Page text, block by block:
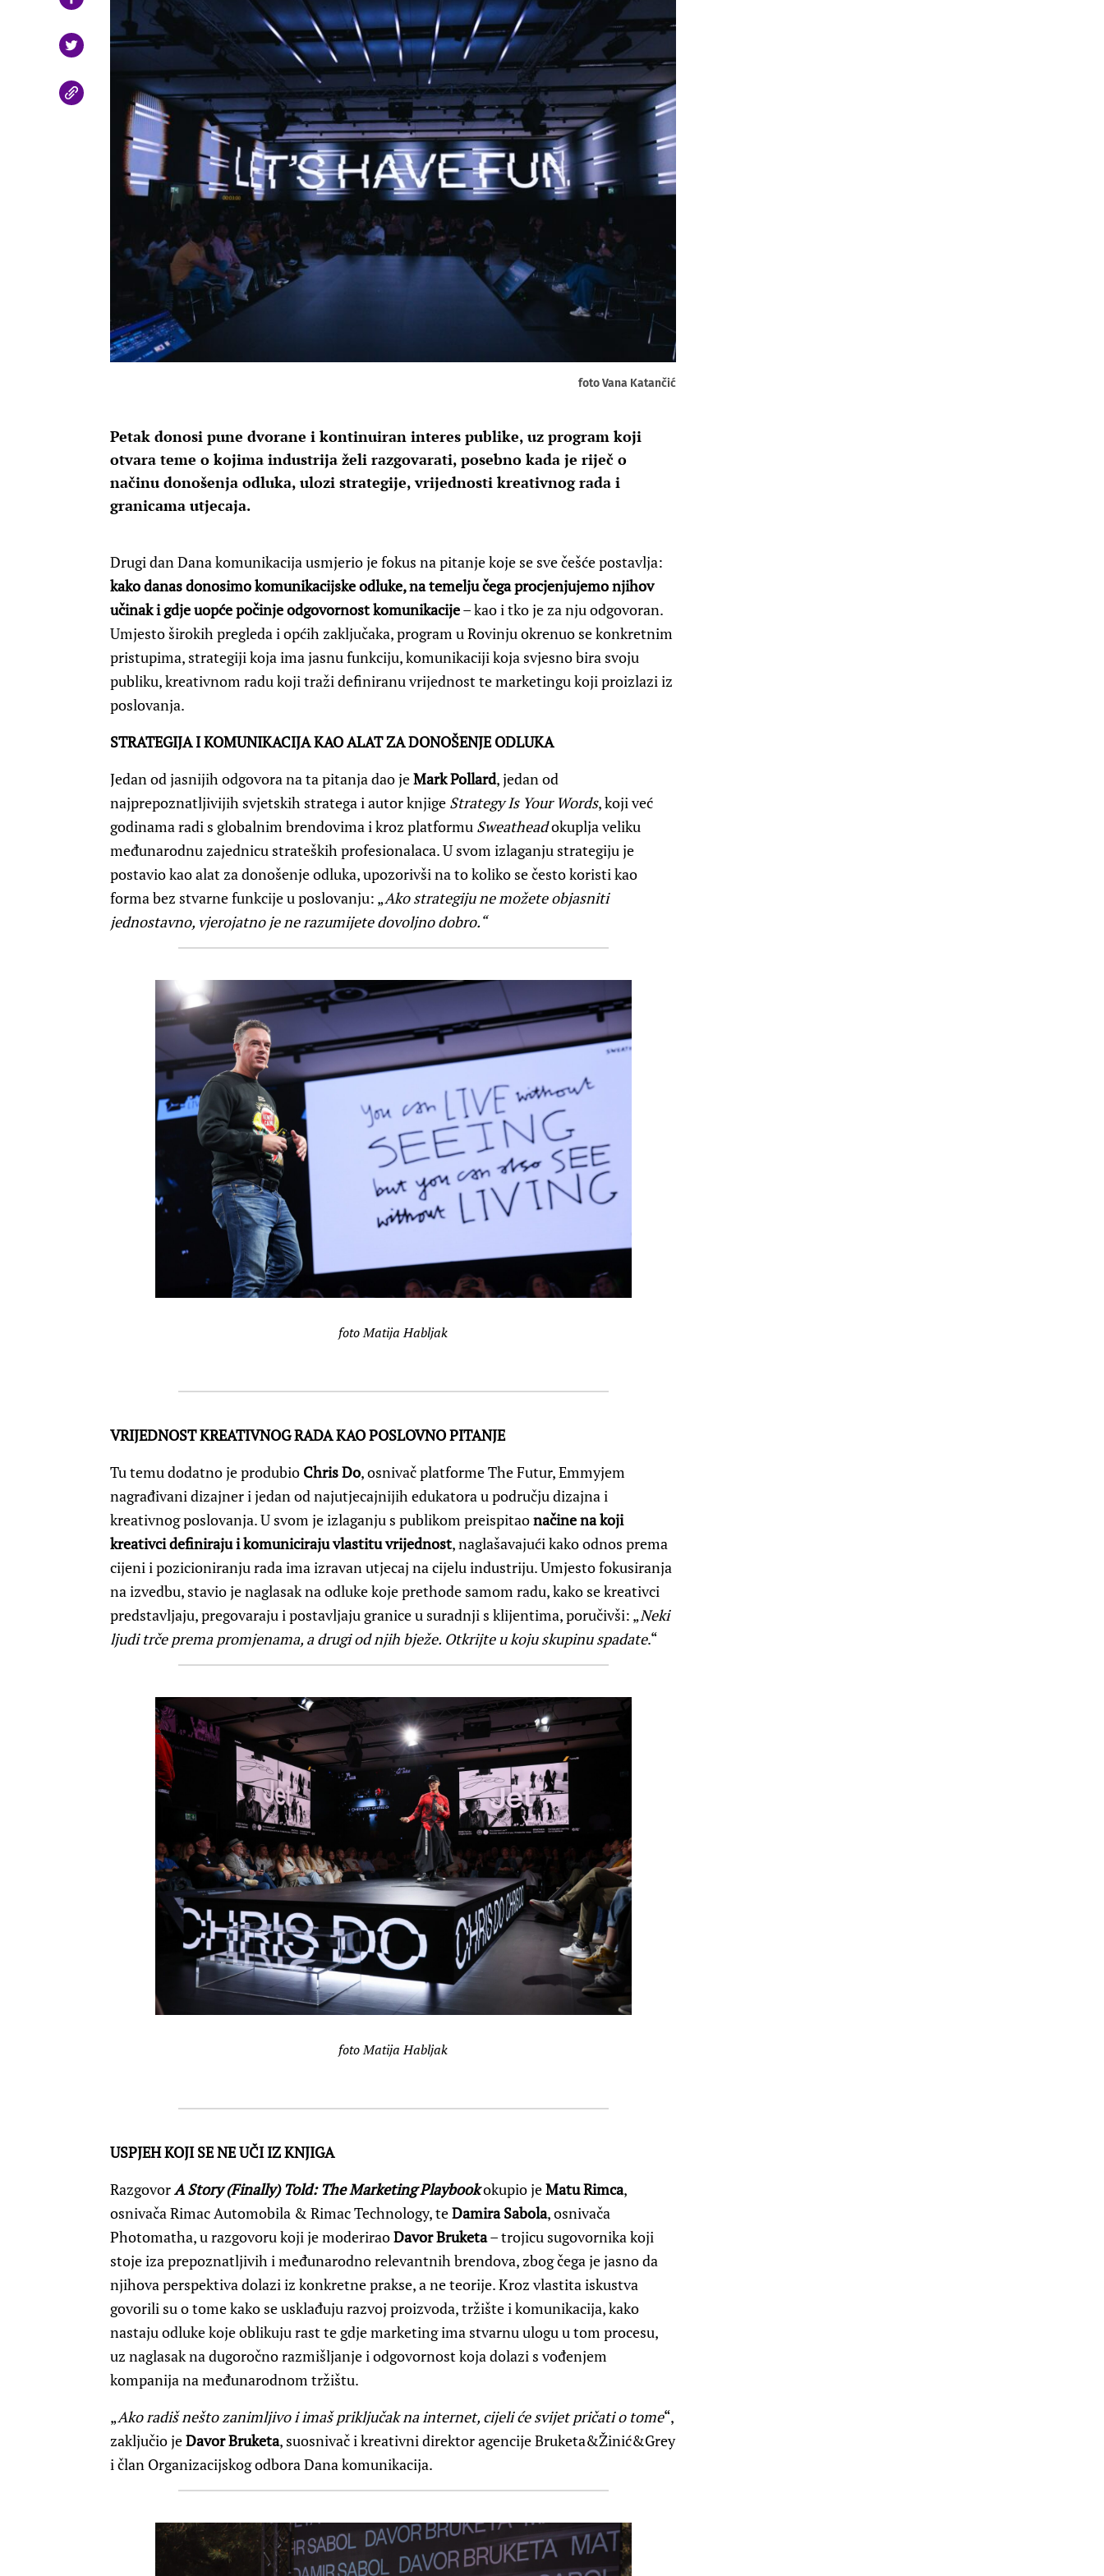
foto Vana Katančić
Petak donosi pune dvorane i kontinuiran interes publike, uz program koji
otvara teme o kojima industrija želi razgovarati, posebno kada je riječ o
načinu donošenja odluka, ulozi strategije, vrijednosti kreativnog rada i
granicama utjecaja.
Drugi dan Dana komunikacija usmjerio je fokus na pitanje koje se sve češće postavlja:
kako danas donosimo komunikacijske odluke, na temelju čega procjenjujemo njihov
učinak i gdje uopće počinje odgovornost komunikacije– kao i tko je za nju odgovoran.
Umjesto širokih pregleda i općih zaključaka, program u Rovinju okrenuo se konkretnim
pristupima, strategiji koja ima jasnu funkciju, komunikaciji koja svjesno bira svoju
publiku, kreativnom radu koji traži definiranu vrijednost te marketingu koji proizlazi iz
poslovanja.
STRATEGIJA I KOMUNIKACIJA KAO ALAT ZA DONOŠENJE ODLUKA
Jedan od jasnijih odgovora na ta pitanja dao jeMark Pollard, jedan od
najprepoznatljivijih svjetskih stratega i autor knjige Strategy Is Your Words, koji već
godinama radi s globalnim brendovima i kroz platformu Sweatheadokuplja veliku
međunarodnu zajednicu strateških profesionalaca. U svom izlaganju strategiju je
postavio kao alat za donošenje odluka, upozorivši na to koliko se često koristi kao
forma bez stvarne funkcije u poslovanju: „Ako strategiju ne možete objasniti
jednostavno, vjerojatno je ne razumijete dovoljno dobro.“
foto Matija Habljak
VRIJEDNOST KREATIVNOG RADA KAO POSLOVNO PITANJE
Tu temu dodatno je produbio Chris Do, osnivač platforme The Futur, Emmyjem
nagrađivani dizajner i jedan od najutjecajnijih edukatora u području dizajna i
kreativnog poslovanja. U svom je izlaganju s publikom preispitaonačine na koji
kreativci definiraju i komuniciraju vlastitu vrijednost, naglašavajući kako odnos prema
cijeni i pozicioniranju rada ima izravan utjecaj na cijelu industriju. Umjesto fokusiranja
na izvedbu, stavio je naglasak na odluke koje prethode samom radu, kako se kreativci
predstavljaju, pregovaraju i postavljaju granice u suradnji s klijentima, poručivši: „Neki
ljudi trče prema promjenama, a drugi od njih bježe. Otkrijte u koju skupinu spadate.“
foto Matija Habljak
USPJEH KOJI SE NE UČI IZ KNJIGA
RazgovorA Story (Finally) Told: The Marketing Playbookokupio jeMatu Rimca,
osnivača Rimac Automobila & Rimac Technology, teDamira Sabola, osnivača
Photomatha, u razgovoru koji je moderiraoDavor Bruketa– trojicu sugovornika koji
stoje iza prepoznatljivih i međunarodno relevantnih brendova, zbog čega je jasno da
njihova perspektiva dolazi iz konkretne prakse, a ne teorije. Kroz vlastita iskustva
govorili su o tome kako se usklađuju razvoj proizvoda, tržište i komunikacija, kako
nastaju odluke koje oblikuju rast te gdje marketing ima stvarnu ulogu u tom procesu,
uz naglasak na dugoročno razmišljanje i odgovornost koja dolazi s vođenjem
kompanija na međunarodnom tržištu.
„Ako radiš nešto zanimljivo i imaš priključak na internet, cijeli će svijet pričati o tome“,
zaključio jeDavor Bruketa, suosnivač i kreativni direktor agencije Bruketa&Žinić&Grey
i član Organizacijskog odbora Dana komunikacija.